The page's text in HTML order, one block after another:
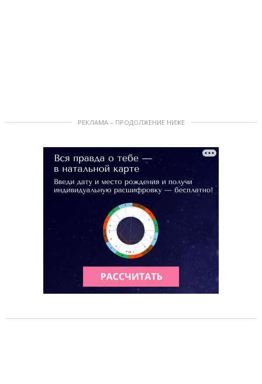
РЕКЛАМА – ПРОДОЛЖЕНИЕ НИЖЕ